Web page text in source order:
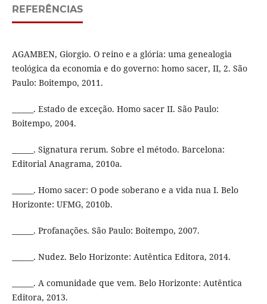
REFERÊNCIAS
AGAMBEN, Giorgio. O reino e a glória: uma genealogia
teológica da economia e do governo: homo sacer, II, 2. São
Paulo: Boitempo, 2011.
______. Estado de exceção. Homo sacer II. São Paulo:
Boitempo, 2004.
______. Signatura rerum. Sobre el método. Barcelona:
Editorial Anagrama, 2010a.
______. Homo sacer: O pode soberano e a vida nua I. Belo
Horizonte: UFMG, 2010b.
______. Profanações. São Paulo: Boitempo, 2007.
______. Nudez. Belo Horizonte: Autêntica Editora, 2014.
______. A comunidade que vem. Belo Horizonte: Autêntica
Editora, 2013.